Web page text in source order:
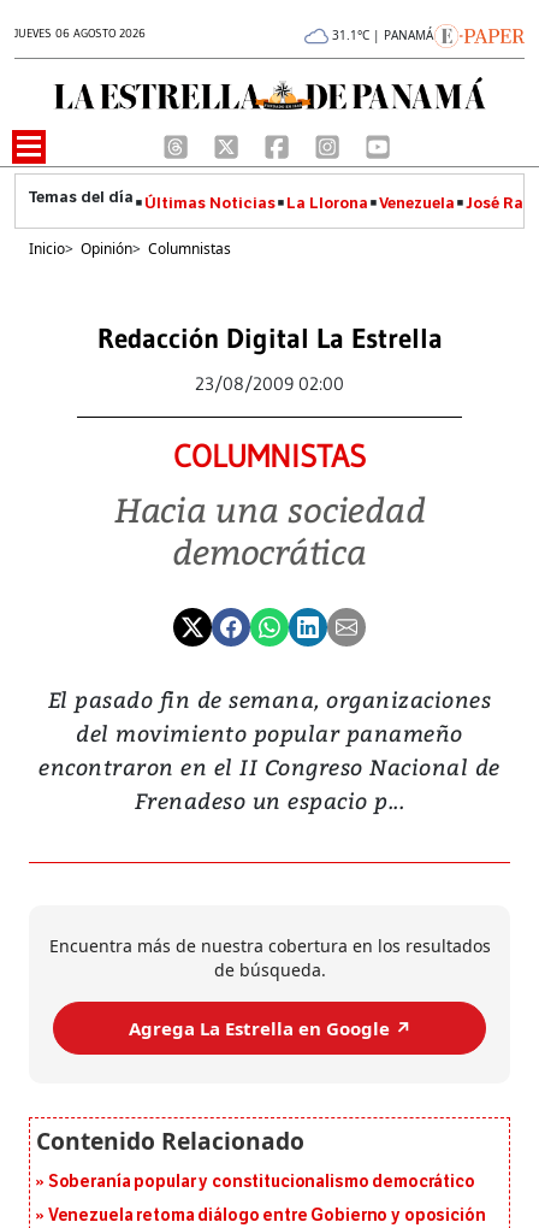
JUEVES 06 AGOSTO 2026 31.1°C | PANAMÁ
Últimas Noticias La Llorona Venezuela José
Inicio> Opinión> Columnistas
Redacción Digital La Estrella
23/08/2009 02:00
COLUMNISTAS
Hacia una sociedad
democrática
El pasado fin de semana, organizaciones
del movimiento popular panameño
encontraron en el II Congreso Nacional de
Frenadeso un espacio p...
Encuentra más de nuestra cobertura en los resultados
de búsqueda.
Agrega La Estrella en Google ↗️
Soberanía popular y constitucionalismo democrático
Venezuela retoma diálogo entre Gobierno y oposición